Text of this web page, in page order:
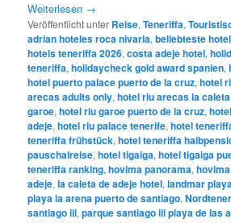
Weiterlesen →
Veröffentlicht unter Reise,Teneriffa,
adrian hoteles roca nivaria,beliebteste
hotels teneriffa 2026,costa adeje hotel,
teneriffa,holidaycheck gold award spanien,
hotel puerto palace puerto de la cruz,hotel
arecas adults only,hotel riu arecas la
garoe,hotel riu garoe puerto de la cruz,
adeje,hotel riu palace tenerife,hotel
teneriffa frühstück,hotel teneriffa
pauschalreise,hotel tigaiga,hotel tigaiga
teneriffa ranking,hovima panorama,
adeje,la caleta de adeje hotel,landmar
playa la arena puerto de santiago,
santiago iii,parque santiago iii playa de las